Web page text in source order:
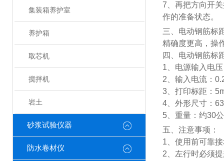
集装箱养护室
养护箱
取芯机
搅拌机
岩土
砂浆试验仪器
防水卷材仪
7、再把方向开
作的准备状态。
三、电动钢筋标
精确度更高，操
四、电动钢筋标
1、电源输入电
2、输入电流：
3、打印标距：
4、外形尺寸：
5、重量：约30
五、注意事项：
1、使用前可靠
2、左行时必须